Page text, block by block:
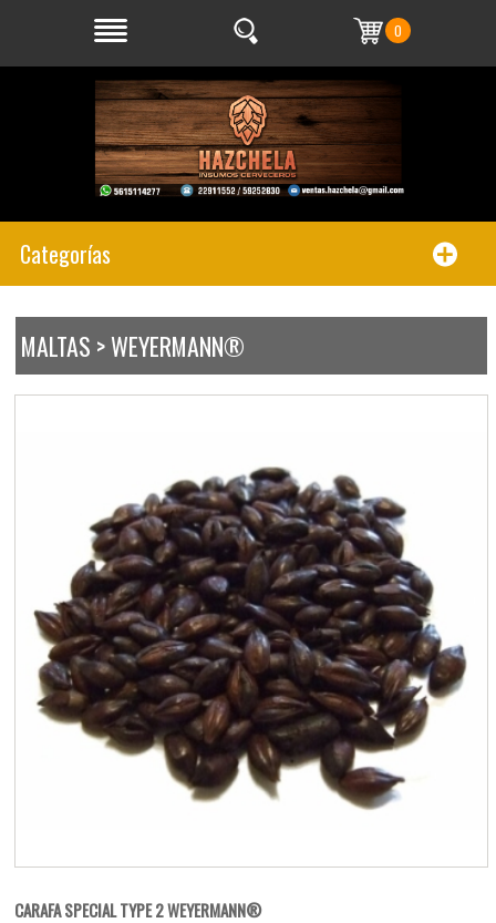
0
Categorías
MALTAS > WEYERMANN®
CARAFA SPECIAL TYPE 2 WEYERMANN®